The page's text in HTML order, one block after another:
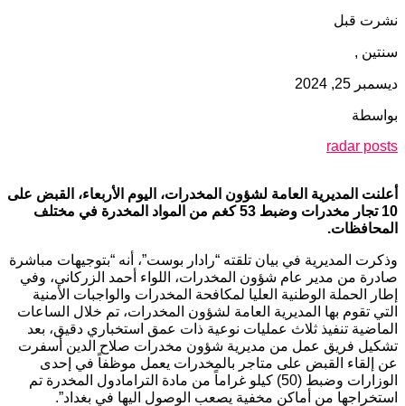
نشرت قبل
سنتين ,
ديسمبر 25, 2024
بواسطة
radar posts
أعلنت المديرية العامة لشؤون المخدرات، اليوم الأربعاء، القبض على
10 تجار مخدرات وضبط 53 كغم من المواد المخدرة في مختلف
المحافظات.
وذكرت المديرية في بيان تلقته “رادار بوست”، أنه “بتوجيهات مباشرة
صادرة من مدير عام شؤون المخدرات، اللواء أحمد الزركاني، وفي
إطار الحملة الوطنية العليا لمكافحة المخدرات والواجبات الأمنية
التي تقوم بها المديرية العامة لشؤون المخدرات، تم خلال الساعات
الماضية تنفيذ ثلاث عمليات نوعية ذات عمق استخباري دقيق، بعد
تشكيل فريق عمل من مديرية شؤون مخدرات صلاح الدين أسفرت
عن إلقاء القبض على متاجر بالمخدرات يعمل موظفاً في إحدى
الوزارات وضبط (50) كيلو غراماً من مادة الترامادول المخدرة تم
استخراجها من أماكن مخفية يصعب الوصول اليها في بغداد”.